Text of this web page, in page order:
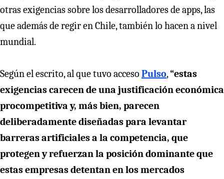
otras exigencias sobre los desarrolladores de apps, las
que además de regir en Chile, también lo hacen a nivel
mundial.
Según el escrito, al que tuvo acceso Pulso,“estas
exigencias carecen de una justificación económica
procompetitiva y, más bien, parecen
deliberadamente diseñadas para levantar
barreras artificiales a la competencia, que
protegen y refuerzan la posición dominante que
estas empresas detentan en los mercados